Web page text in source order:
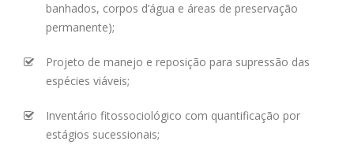
banhados, corpos d’água e áreas de preservação
permanente);
Projeto de manejo e reposição para supressão das
espécies viáveis;
Inventário fitossociológico com quantificação por
estágios sucessionais;